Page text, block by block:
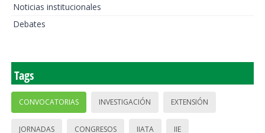
Noticias institucionales
Debates
Tags
CONVOCATORIAS INVESTIGACIÓN EXTENSIÓN
JORNADAS CONGRESOS IIATA IIE